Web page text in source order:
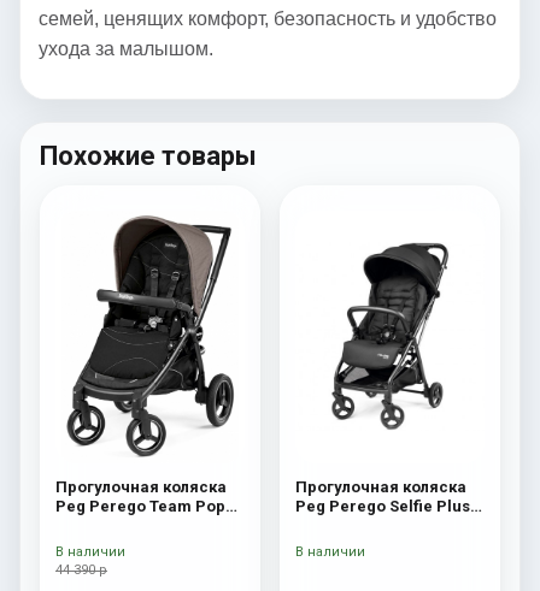
семей, ценящих комфорт, безопасность и удобство
ухода за малышом.
Похожие товары
Прогулочная коляска
Peg Perego Team Pop
44 390 р
В наличии
Прогулочная коляска
Peg Perego Selfie Plus
В наличии